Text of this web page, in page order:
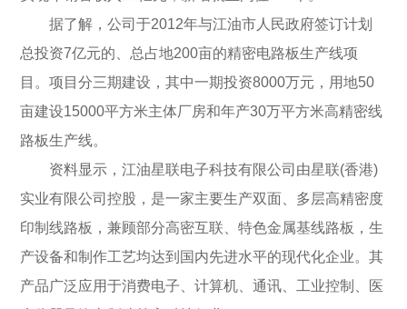
据了解，公司于2012年与江油市人民政府签订计划
总投资7亿元的、总占地200亩的精密电路板生产线项
目。项目分三期建设，其中一期投资8000万元，用地50
亩建设15000平方米主体厂房和年产30万平方米高精密线
路板生产线。
资料显示，江油星联电子科技有限公司由星联(香港)
实业有限公司控股，是一家主要生产双面、多层高精密度
印制线路板，兼顾部分高密互联、特色金属基线路板，生
产设备和制作工艺均达到国内先进水平的现代化企业。其
产品广泛应用于消费电子、计算机、通讯、工业控制、医